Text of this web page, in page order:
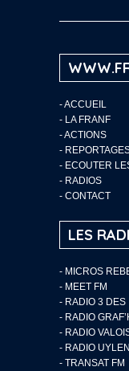
-ACCUEIL
- LA FRANF
-ACTIONS
-
- ECOUTER
- RADIOS
- CONTACT
LES
- MICROS
- MEET FM
- RADIO 3 DES
- RADIO
- RADIO
- RADIO
- TRANSAT FM